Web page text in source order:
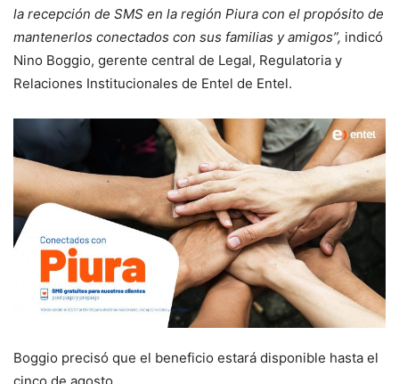
la recepción de SMS en la región Piura con el propósito de
mantenerlos conectados con sus familias y amigos”, indicó
Nino Boggio, gerente central de Legal, Regulatoria y
Relaciones Institucionales de Entel de Entel.
Boggio precisó que el beneficio estará disponible hasta el